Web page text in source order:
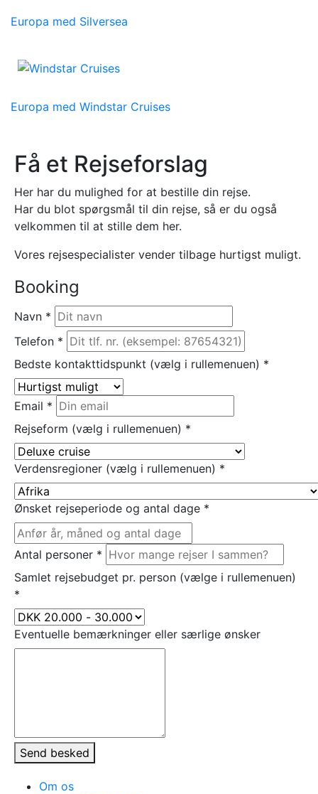
Europa med Silversea
Europa med Windstar Cruises
Få et Rejseforslag
Her har du mulighed for at bestille din rejse.
Har du blot spørgsmål til din rejse, så er du også
velkommen til at stille dem her.
Vores rejsespecialister vender tilbage hurtigst muligt.
Booking
Navn *
Telefon *
Bedste kontakttidspunkt (vælg i rullemenuen) *
Email *
Rejseform (vælg i rullemenuen) *
Verdensregioner (vælg i rullemenuen) *
Ønsket rejseperiode og antal dage *
Antal personer *
Samlet rejsebudget pr. person (vælge i rullemenuen)
*
Eventuelle bemærkninger eller særlige ønsker
Send besked
Om os